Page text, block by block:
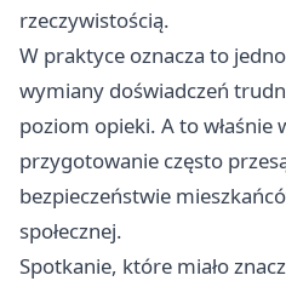
rzeczywistością.
W praktyce oznacza to
wymiany doświadczeń
poziom opieki. A to właśnie
przygotowanie często
bezpieczeństwie
społecznej.
Spotkanie, które miało